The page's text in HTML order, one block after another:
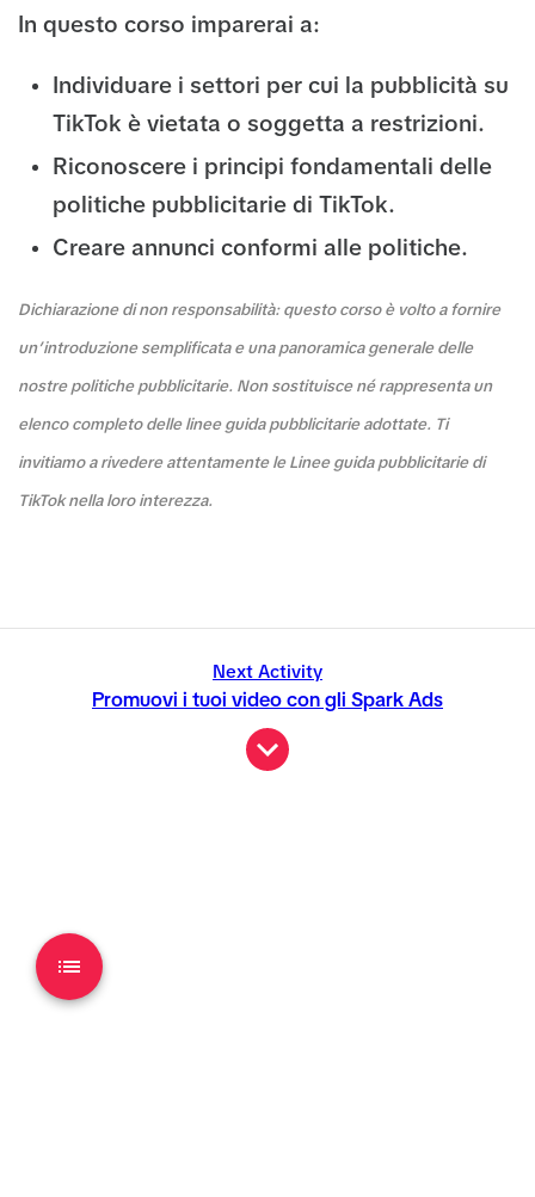
In questo corso imparerai a:
Individuare i settori per cui la pubblicità su
TikTok è vietata o soggetta a restrizioni.
Riconoscere i principi fondamentali delle
politiche pubblicitarie di TikTok.
Creare annunci conformi alle politiche.
Dichiarazione di non responsabilità: questo corso è volto a fornire
un’introduzione semplificata e una panoramica generale delle
nostre politiche pubblicitarie. Non sostituisce né rappresenta un
elenco completo delle linee guida pubblicitarie adottate. Ti
invitiamo a rivedere attentamente le Linee guida pubblicitarie di
TikTok nella loro interezza.
Next Activity
Promuovi i tuoi video con gli Spark Ads